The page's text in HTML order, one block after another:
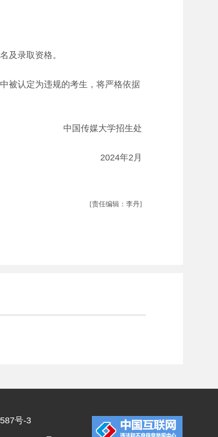
录取资格。
认定为违规的考生，将严格依据
中国传媒大学招生处
2024年2月
[责任编辑：李丹]
号-3